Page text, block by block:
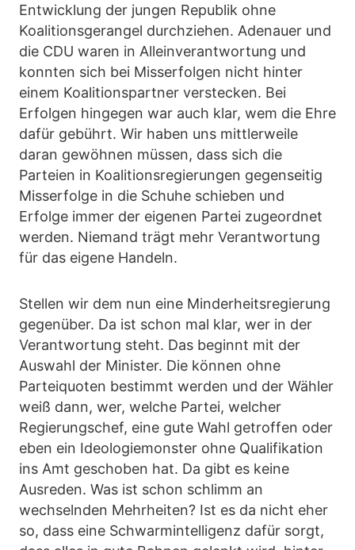
Entwicklung der jungen Republik ohne
Koalitionsgerangel durchziehen. Adenauer und
die CDU waren in Alleinverantwortung und
konnten sich bei Misserfolgen nicht hinter
einem Koalitionspartner verstecken. Bei
Erfolgen hingegen war auch klar, wem die Ehre
dafür gebührt. Wir haben uns mittlerweile
daran gewöhnen müssen, dass sich die
Parteien in Koalitionsregierungen gegenseitig
Misserfolge in die Schuhe schieben und
Erfolge immer der eigenen Partei zugeordnet
werden. Niemand trägt mehr Verantwortung
für das eigene Handeln.
Stellen wir dem nun eine Minderheitsregierung
gegenüber. Da ist schon mal klar, wer in der
Verantwortung steht. Das beginnt mit der
Auswahl der Minister. Die können ohne
Parteiquoten bestimmt werden und der Wähler
weiß dann, wer, welche Partei, welcher
Regierungschef, eine gute Wahl getroffen oder
eben ein Ideologiemonster ohne Qualifikation
ins Amt geschoben hat. Da gibt es keine
Ausreden. Was ist schon schlimm an
wechselnden Mehrheiten? Ist es da nicht eher
so, dass eine Schwarmintelligenz dafür sorgt,